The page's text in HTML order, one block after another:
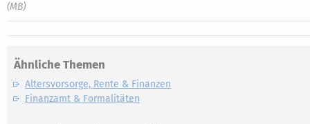
(MB)
Ähnliche Themen
Altersvorsorge, Rente & Finanzen
Finanzamt & Formalitäten